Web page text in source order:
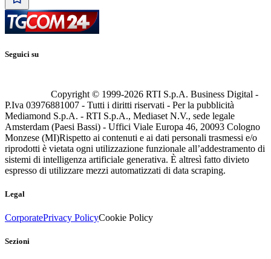
Seguici su
Copyright © 1999-2026 RTI S.p.A. Business Digital -
P.Iva 03976881007 - Tutti i diritti riservati - Per la pubblicità
Mediamond S.p.A. - RTI S.p.A., Mediaset N.V., sede legale
Amsterdam (Paesi Bassi) - Uffici Viale Europa 46, 20093 Cologno
Monzese (MI)Rispetto ai contenuti e ai dati personali trasmessi e/o
riprodotti è vietata ogni utilizzazione funzionale all’addestramento di
sistemi di intelligenza artificiale generativa. È altresì fatto divieto
espresso di utilizzare mezzi automatizzati di data scraping.
Legal
CorporatePrivacy PolicyCookie Policy
Sezioni